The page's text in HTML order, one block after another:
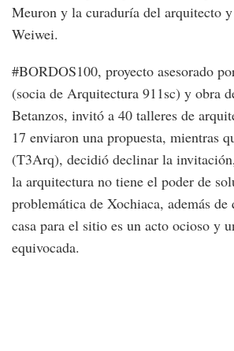
Meuron y la curaduría del arquitecto
Weiwei.
#BORDOS100, proyecto asesorado
(socia de Arquitectura 911sc) y obra
Betanzos, invitó a 40 talleres de
17 enviaron una propuesta, mientras
(T3Arq), decidió declinar la
la arquitectura no tiene el poder de
problemática de Xochiaca, además de
casa para el sitio es un acto ocioso y
equivocada.